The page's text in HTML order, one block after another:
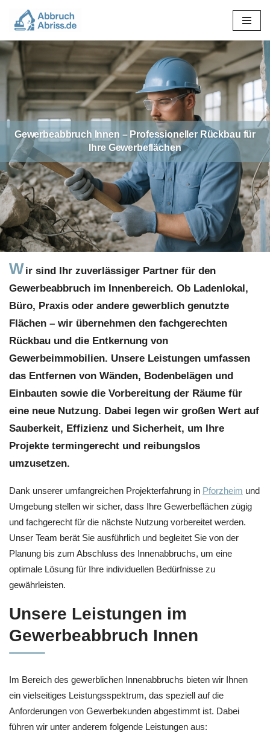
Zum
Inhalt
springen
Gewerbeabbruch Innen – Professioneller Rückbau für
Ihre Gewerbeflächen
Wir sind Ihr zuverlässiger Partner für den
Gewerbeabbruch im Innenbereich. Ob Ladenlokal,
Büro, Praxis oder andere gewerblich genutzte
Flächen – wir übernehmen den fachgerechten
Rückbau und die Entkernung von
Gewerbeimmobilien. Unsere Leistungen umfassen
das Entfernen von Wänden, Bodenbelägen und
Einbauten sowie die Vorbereitung der Räume für
eine neue Nutzung. Dabei legen wir großen Wert auf
Sauberkeit, Effizienz und Sicherheit, um Ihre
Projekte termingerecht und reibungslos
umzusetzen.
Dank unserer umfangreichen Projekterfahrung in Pforzheim und
Umgebung stellen wir sicher, dass Ihre Gewerbeflächen zügig
und fachgerecht für die nächste Nutzung vorbereitet werden.
Unser Team berät Sie ausführlich und begleitet Sie von der
Planung bis zum Abschluss des Innenabbruchs, um eine
optimale Lösung für Ihre individuellen Bedürfnisse zu
gewährleisten.
Unsere Leistungen im
Gewerbeabbruch Innen
Im Bereich des gewerblichen Innenabbruchs bieten wir Ihnen
ein vielseitiges Leistungsspektrum, das speziell auf die
Anforderungen von Gewerbekunden abgestimmt ist. Dabei
führen wir unter anderem folgende Leistungen aus: